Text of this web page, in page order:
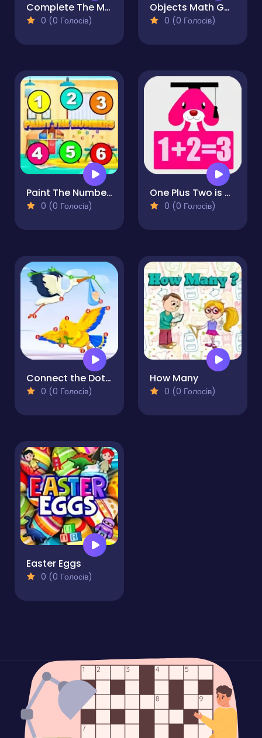
Complete The Missing Numbers
0 (0 Голосів)
Objects Math Game
0 (0 Голосів)
Paint The Numbers
0 (0 Голосів)
One Plus Two is Three
0 (0 Голосів)
Connect the Dots Plus
0 (0 Голосів)
How Many
0 (0 Голосів)
Easter Eggs
0 (0 Голосів)